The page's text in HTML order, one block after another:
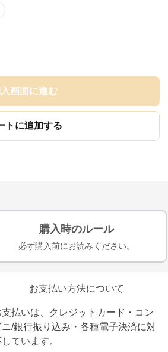
画面に進む
トに追加する
購入時のルール
必ず購入前にお読みください。
お支払い方法について
支払いは、クレジットカード・コン
ニ/銀行振り込み・各種電子決済に対
ています。